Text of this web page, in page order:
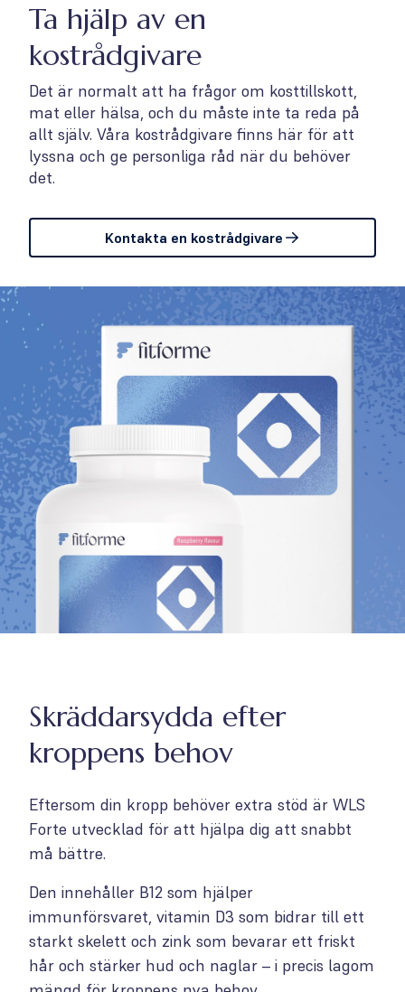
Ta hjälp av en
kostrådgivare
Det är normalt att ha frågor om kosttillskott,
mat eller hälsa, och du måste inte ta reda på
allt själv. Våra kostrådgivare finns här för att
lyssna och ge personliga råd när du behöver
det.
Kontakta en kostrådgivare
Skräddarsydda efter
kroppens behov
Eftersom din kropp behöver extra stöd är WLS
Forte utvecklad för att hjälpa dig att snabbt
må bättre.
Den innehåller B12 som hjälper
immunförsvaret, vitamin D3 som bidrar till ett
starkt skelett och zink som bevarar ett friskt
hår och stärker hud och naglar – i precis lagom